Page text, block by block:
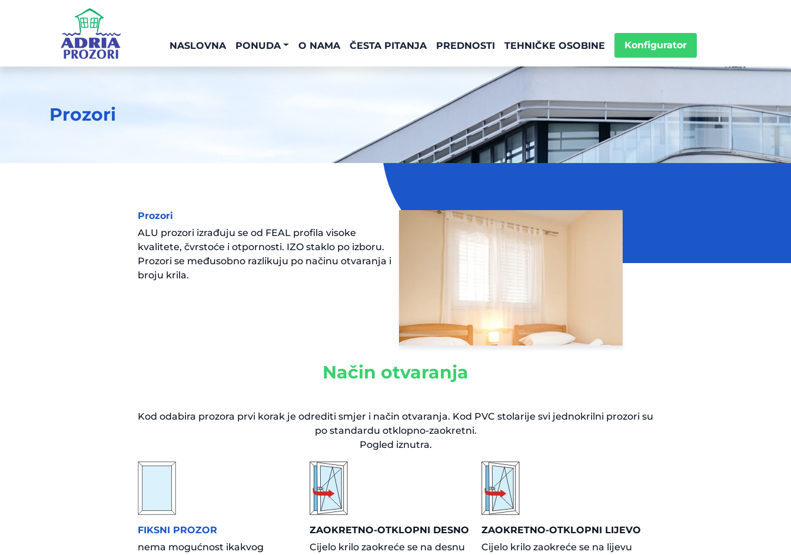
NASLOVNA PONUDA O NAMA ČESTA PITANJA PREDNOSTI TEHNIČKE OSOBINE Konfigurator
Prozori
Prozori
ALU prozori izrađuju se od FEAL profila visoke
kvalitete, čvrstoće i otpornosti. IZO staklo po izboru.
Prozori se međusobno razlikuju po načinu otvaranja i
broju krila.
Način otvaranja
Kod odabira prozora prvi korak je odrediti smjer i način otvaranja. Kod PVC stolarije svi jednokrilni prozori su
po standardu otklopno-zaokretni.
Pogled iznutra.
FIKSNI PROZOR
nema mogućnost ikakvog
ZAOKRETNO-OTKLOPNI DESNO
Cijelo krilo zaokreće se na desnu
ZAOKRETNO-OTKLOPNI LIJEVO
Cijelo krilo zaokreće se na lijevu